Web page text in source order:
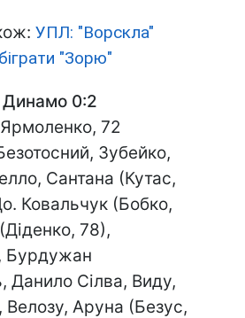
УПЛ: "Ворскла"
"Зорю"
0:2
72
Зубейко,
Сантана (Кутас,
Ковальчук (Бобко,
78),
Бурдужан
Данило Сілва, Виду,
Велозу, Аруна (Безус,